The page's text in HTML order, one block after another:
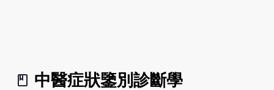
book_2
中醫症狀鑒別診斷學